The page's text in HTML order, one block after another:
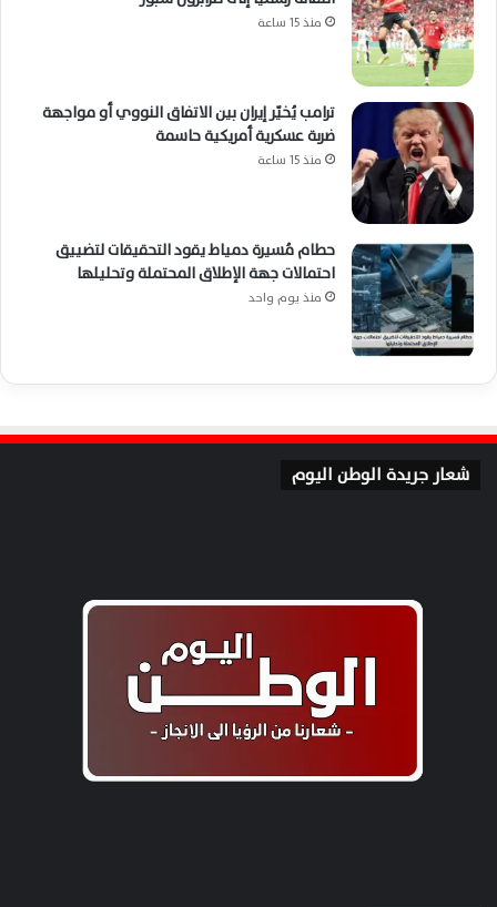
منذ 15 ساعة
ترامب يُخيّر إيران بين الاتفاق النووي أو مواجهة
ضربة عسكرية أمريكية حاسمة
منذ 15 ساعة
حطام مُسيرة دمياط يقود التحقيقات لتضييق
احتمالات جهة الإطلاق المحتملة وتحليلها
منذ يوم واحد
شعار جريدة الوطن اليوم